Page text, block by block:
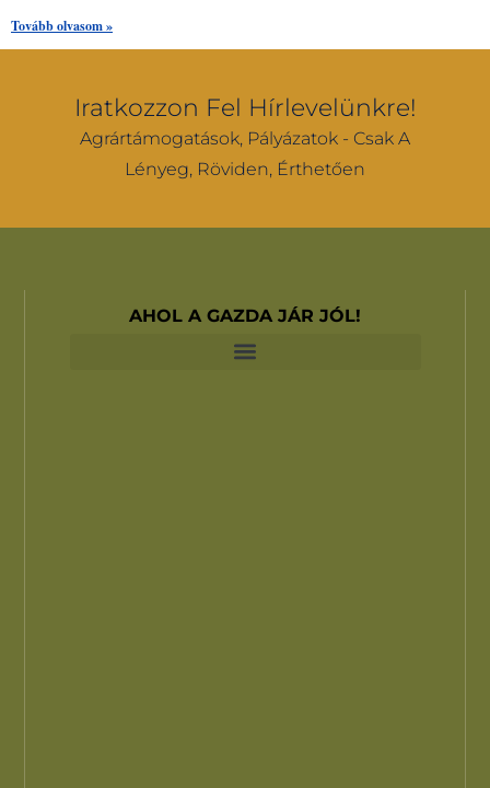
Tovább olvasom »
Iratkozzon Fel Hírlevelünkre!
Agrártámogatások, Pályázatok - Csak A
Lényeg, Röviden, Érthetően
AHOL A GAZDA JÁR JÓL!